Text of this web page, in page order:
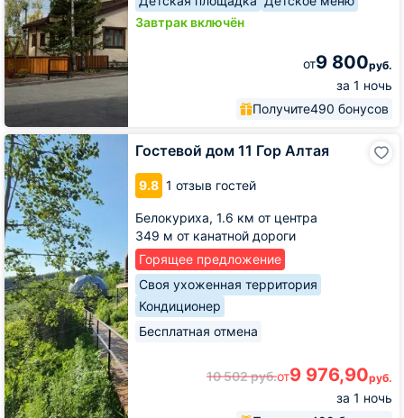
Завтрак включён
от9 800руб.
за 1 ночь
Получите490 бонусов
Гостевой дом 11 Гор Алтая
9.8 1 отзыв гостей
Белокуриха, 1.6 км от центра
349 м от канатной дороги
Горящее предложение
Своя ухоженная территория
Кондиционер
Бесплатная отмена
10 502руб.от9 976,90руб.
за 1 ночь
Гостевой
дом
11
Гор
Алтая